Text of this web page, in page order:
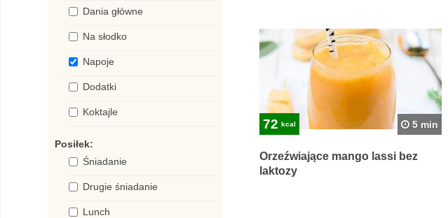
Dania główne
Na słodko
Napoje
Dodatki
Koktajle
Posiłek:
Śniadanie
Drugie śniadanie
Lunch
72 kcal 5 min
Orzeźwiające mango lassi bez
laktozy